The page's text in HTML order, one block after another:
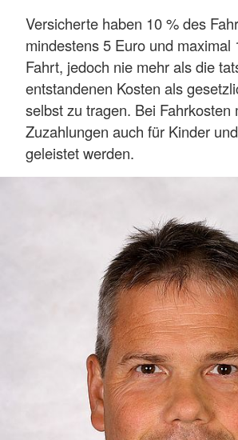
Versicherte haben 10 % des
mindestens 5 Euro und maximal
Fahrt, jedoch nie mehr als die
entstandenen Kosten als
selbst zu tragen. Bei Fahrkosten
Zuzahlungen auch für Kinder
geleistet werden.